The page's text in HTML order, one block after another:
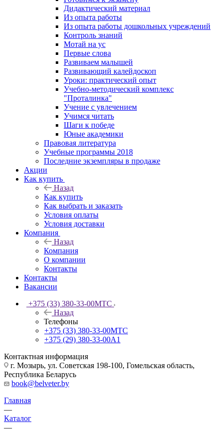
Дидактический материал
Из опыта работы
Из опыта работы дошкольных учреждений
Контроль знаний
Мотай на ус
Первые слова
Развиваем малышей
Развивающий калейдоскоп
Уроки: практический опыт
Учебно-методический комплекс
"Проталинка"
Учение с увлечением
Учимся читать
Шаги к победе
Юные академики
Правовая литература
Учебные программы 2018
Последние экземпляры в продаже
Акции
Как купить
Назад
Как купить
Как выбрать и заказать
Условия оплаты
Условия доставки
Компания
Назад
Компания
О компании
Контакты
Контакты
Вакансии
+375 (33) 380-33-00МТС
Назад
Телефоны
+375 (33) 380-33-00МТС
+375 (29) 380-33-00А1
Контактная информация
г. Мозырь, ул. Советская 198-100, Гомельская область,
Республика Беларусь
book@belveter.by
Главная
—
Каталог
—